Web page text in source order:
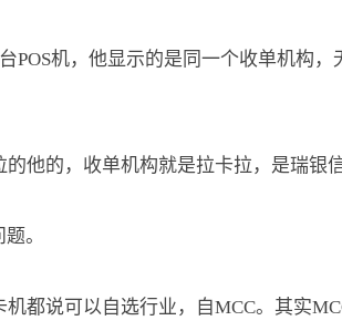
POS机，他显示的是同一个收单机构
的他的，收单机构就是拉卡拉，是瑞银
。
机都说可以自选行业，自MCC。其实